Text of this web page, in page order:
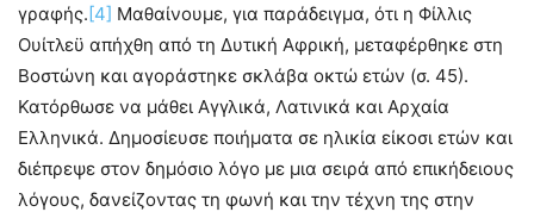
γραφής.[4] Μαθαίνουμε, για παράδειγμα, ότι η Φίλλις
Ουίτλεϋ απήχθη από τη Δυτική Αφρική, μεταφέρθηκε στη
Βοστώνη και αγοράστηκε σκλάβα οκτώ ετών (σ. 45).
Κατόρθωσε να μάθει Αγγλικά, Λατινικά και Αρχαία
Ελληνικά. Δημοσίευσε ποιήματα σε ηλικία είκοσι ετών και
διέπρεψε στον δημόσιο λόγο με μια σειρά από επικήδειους
λόγους, δανείζοντας τη φωνή και την τέχνη της στην